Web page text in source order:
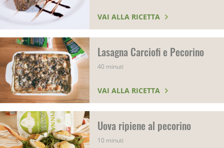
VAI ALLA RICETTA
Lasagna Carciofi e Pecorino
40 minuti
VAI ALLA RICETTA
Uova ripiene al pecorino
10 minuti